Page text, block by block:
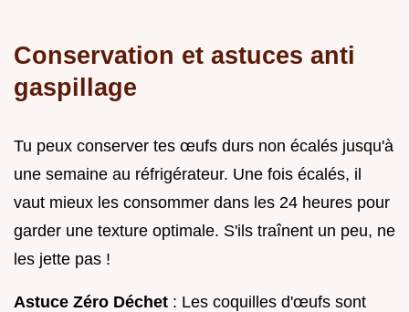
Conservation et astuces anti
gaspillage
Tu peux conserver tes œufs durs non écalés jusqu'à
une semaine au réfrigérateur. Une fois écalés, il
vaut mieux les consommer dans les 24 heures pour
garder une texture optimale. S'ils traînent un peu, ne
les jette pas !
Astuce Zéro Déchet : Les coquilles d'œufs sont